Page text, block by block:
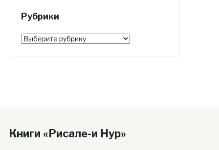
Рубрики
Рубрики
Книги «Рисале-и Нур»